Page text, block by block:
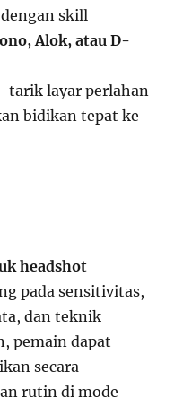
dengan skill
Alok, atau D-
layar perlahan
bidikan tepat ke
headshot
pada sensitivitas,
dan teknik
pemain dapat
secara
rutin di mode